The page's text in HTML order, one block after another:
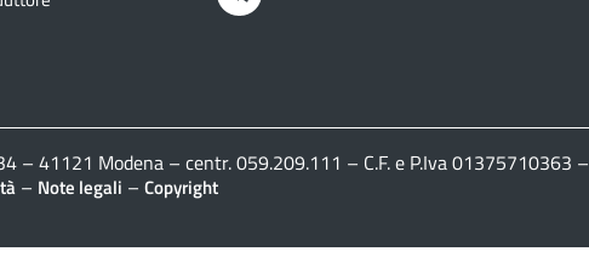
– 41121 Modena – centr. 059.209.111 – C.F. e P.Iva 01375710363 –
– Note legali – Copyright